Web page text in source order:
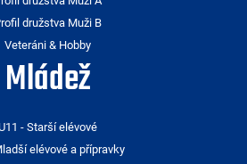
družstva Muži B
Veteráni & Hobby
Mládež
- Starší elévové
elévové a přípravky